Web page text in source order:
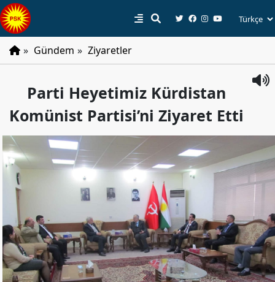
Tarihçe
Parti
Parti
Tüzüğü
YÖNETIM
Başkan
Başkan
Yardımcıları
Merkez
» Gündem » Ziyaretler
Parti Heyetimiz Kürdistan
Komünist Partisi’ni Ziyaret Etti